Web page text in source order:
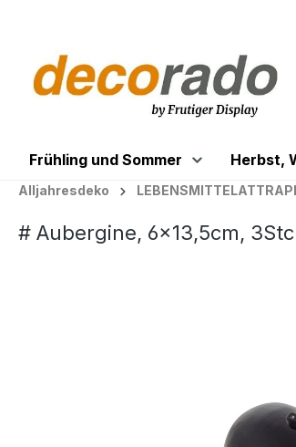
Frühling und Sommer Herbst,
Alljahresdeko
# Aubergine, 6x13,5cm,